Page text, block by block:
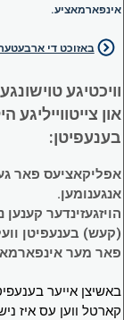
אינפארמאציע.
באזוכט די
בענעפיטן:
אנגענומען.
(קעש) בענעפיטן
פאר מער
קארטל ווען עס איז